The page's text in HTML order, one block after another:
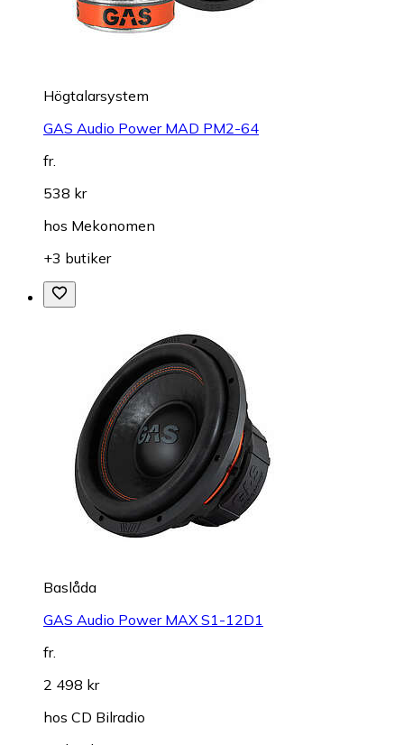
Högtalarsystem
GAS Audio Power MAD PM2-64
fr.
538 kr
hos Mekonomen
+3 butiker
Baslåda
GAS Audio Power MAX S1-12D1
fr.
2 498 kr
hos CD Bilradio